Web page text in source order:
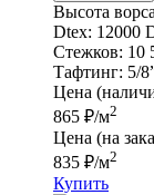
Высота
Dtex: 12000
Стежков: 10
Тафтинг: 5/
Цена
865 ₽/м2
Цена (на
835 ₽/м2
Купить